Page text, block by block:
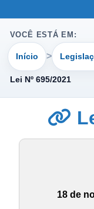
VOCÊ ESTÁ EM:
Início
Lei Nº 695/2021
18 de